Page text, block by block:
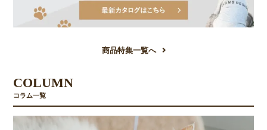
商品特集一覧へ
COLUMN
コラム一覧